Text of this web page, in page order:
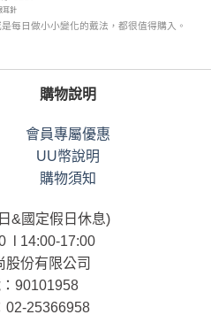
耳針
每日做小小變化的戴法，都很值得購入。
購物說明
會員專屬優惠
UU幣說明
購物須知
&國定假日休息)
l 14:00-17:00
股份有限公司
90101958
02-25366958